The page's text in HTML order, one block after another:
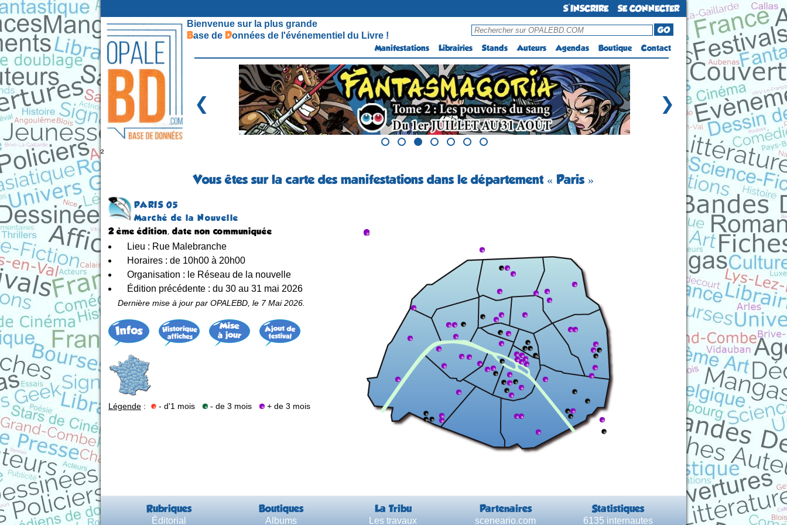
S'INSCRIRE
SE CONNECTER
Bienvenue sur la plus grande
Base de Données de l'événementiel du Livre !
GO
Manifestations
Librairies Stands Auteurs Agendas Boutique Contact
❮ ❯
²
Vous êtes sur la carte des manifestations dans le département « Paris »
PARIS 05
Marché de la Nouvelle
2 ème édition, date non communiquée
Lieu : Rue Malebranche
Horaires : de 10h00 à 20h00
Organisation : le Réseau de la nouvelle
Édition précédente : du 30 au 31 mai 2026
Dernière mise à jour par OPALEBD, le 7 Mai 2026.
Légende : - d'1 mois - de 3 mois + de 3 mois
Rubriques Boutiques La Tribu Partenaires Statistiques
Éditorial Albums Les travaux sceneario.com 6135 internautes